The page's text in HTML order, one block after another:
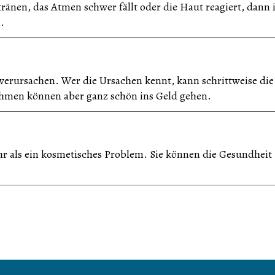
das Atmen schwer fällt oder die Haut reagiert, dann
Wer die Ursachen kennt, kann schrittweise die
können aber ganz schön ins Geld gehen.
ein kosmetisches Problem. Sie können die Gesundheit